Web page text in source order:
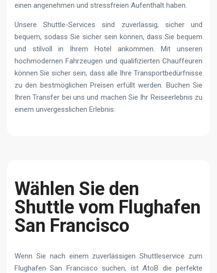
einen angenehmen und stressfreien Aufenthalt haben.
Unsere Shuttle-Services sind zuverlässig, sicher und
bequem, sodass Sie sicher sein können, dass Sie bequem
und stilvoll in Ihrem Hotel ankommen. Mit unseren
hochmodernen Fahrzeugen und qualifizierten Chauffeuren
können Sie sicher sein, dass alle Ihre Transportbedürfnisse
zu den bestmöglichen Preisen erfüllt werden. Buchen Sie
Ihren Transfer bei uns und machen Sie Ihr Reiseerlebnis zu
einem unvergesslichen Erlebnis.
Wählen Sie den
Shuttle vom Flughafen
San Francisco
Wenn Sie nach einem zuverlässigen Shuttleservice zum
Flughafen San Francisco suchen, ist AtoB die perfekte